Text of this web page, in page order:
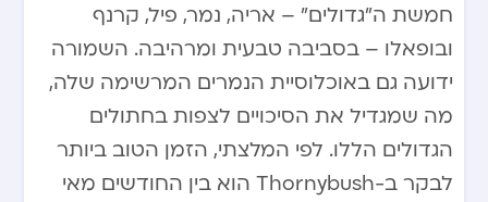
חמשת ה”גדולים” – אריה, נמר, פיל, קרנף
ובופאלו – בסביבה טבעית ומרהיבה. השמורה
ידועה גם באוכלוסיית הנמרים המרשימה שלה,
מה שמגדיל את הסיכויים לצפות בחתולים
הגדולים הללו. לפי המלצתי, הזמן הטוב ביותר
לבקר ב-Thornybush הוא בין החודשים מאי